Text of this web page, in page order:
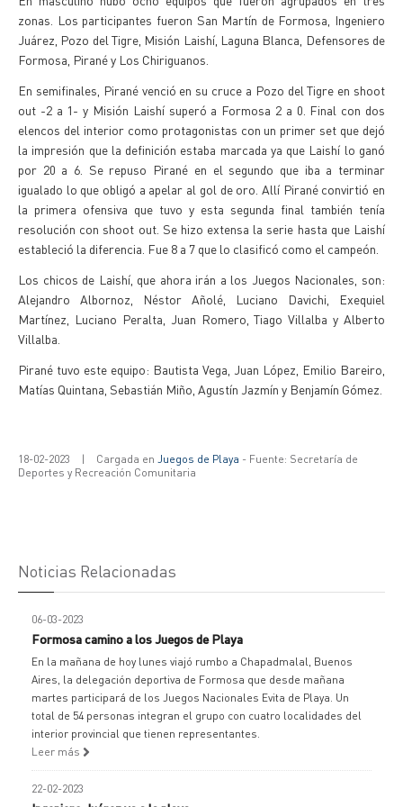
zonas. Los participantes fueron San Martín de Formosa, Ingeniero
Juárez, Pozo del Tigre, Misión Laishí, Laguna Blanca, Defensores de
Formosa, Pirané y Los Chiriguanos.
En semifinales, Pirané venció en su cruce a Pozo del Tigre en shoot
out -2 a 1- y Misión Laishí superó a Formosa 2 a 0. Final con dos
elencos del interior como protagonistas con un primer set que dejó
la impresión que la definición estaba marcada ya que Laishí lo ganó
por 20 a 6. Se repuso Pirané en el segundo que iba a terminar
igualado lo que obligó a apelar al gol de oro. Allí Pirané convirtió en
la primera ofensiva que tuvo y esta segunda final también tenía
resolución con shoot out. Se hizo extensa la serie hasta que Laishí
estableció la diferencia. Fue 8 a 7 que lo clasificó como el campeón.
Los chicos de Laishí, que ahora irán a los Juegos Nacionales, son:
Alejandro Albornoz, Néstor Añolé, Luciano Davichi, Exequiel
Martínez, Luciano Peralta, Juan Romero, Tiago Villalba y Alberto
Villalba.
Pirané tuvo este equipo: Bautista Vega, Juan López, Emilio Bareiro,
Matías Quintana, Sebastián Miño, Agustín Jazmín y Benjamín Gómez.
18-02-2023 | Cargada en Juegos de Playa - Fuente: Secretaría de
Deportes y Recreación Comunitaria
Noticias Relacionadas
06-03-2023
Formosa camino a los Juegos de Playa
En la mañana de hoy lunes viajó rumbo a Chapadmalal, Buenos
Aires, la delegación deportiva de Formosa que desde mañana
martes participará de los Juegos Nacionales Evita de Playa. Un
total de 54 personas integran el grupo con cuatro localidades del
interior provincial que tienen representantes.
Leer más
22-02-2023